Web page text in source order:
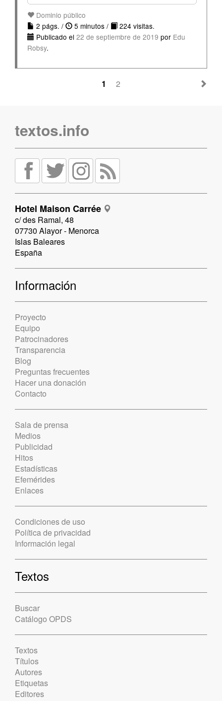
Dominio público
2 págs. /
5 minutos /
224 visitas.
Publicado el 22 de septiembre de 2019 por Edu
Robsy.
1 2
textos.info
Hotel Maison Carrée
c/ des Ramal, 48
07730 Alayor - Menorca
Islas Baleares
España
Información
Proyecto
Equipo
Patrocinadores
Transparencia
Blog
Preguntas frecuentes
Hacer una donación
Contacto
Sala de prensa
Medios
Publicidad
Hitos
Estadísticas
Efemérides
Enlaces
Condiciones de uso
Política de privacidad
Información legal
Textos
Buscar
Catálogo OPDS
Textos
Títulos
Autores
Etiquetas
Editores